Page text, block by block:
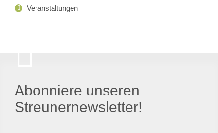
Veranstaltungen
Abonniere unseren
Streunernewsletter!